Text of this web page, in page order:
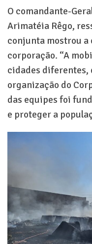
O comandante-
Arimatéia Rêgo,
conjunta mostrou a
corporação. “A
cidades diferentes,
organização do
das equipes foi
e proteger a